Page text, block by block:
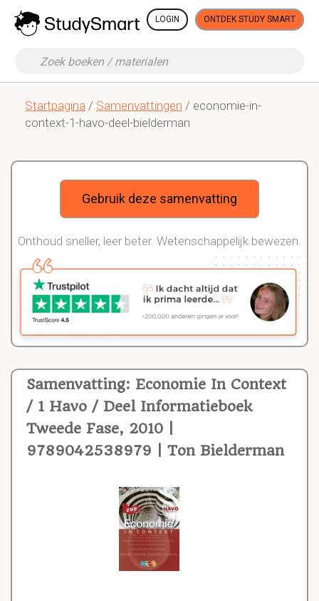
LOGIN ONTDEK STUDY SMART
Startpagina / Samenvattingen / economie-in-
context-1-havo-deel-bielderman
Samenvatting: Economie In Context
/ 1 Havo / Deel Informatieboek
Tweede Fase, 2010 |
9789042538979 | Ton Bielderman
Gebruik deze samenvatting
Onthoud sneller, leer beter. Wetenschappelijk bewezen.